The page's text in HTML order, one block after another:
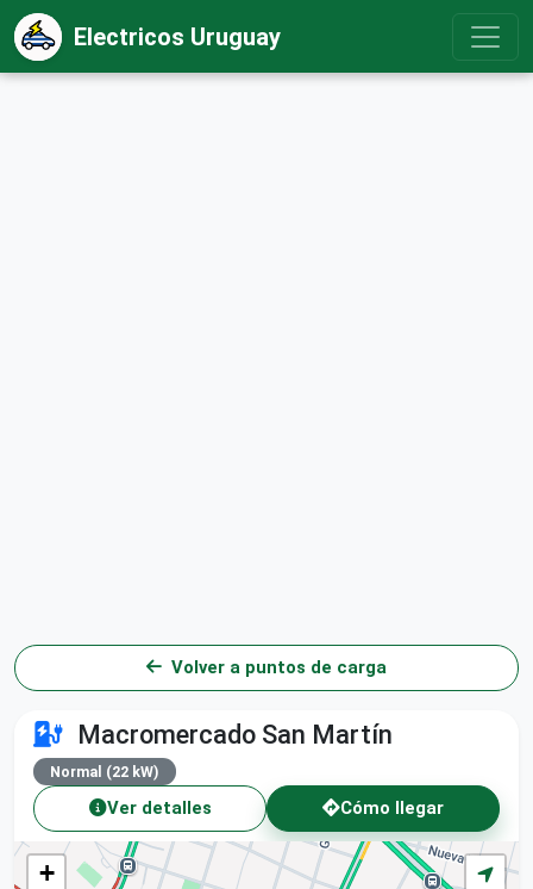
Electricos Uruguay
Volver a puntos de carga
Macromercado San Martín
Normal (22 kW)
Ver detalles Cómo llegar
+